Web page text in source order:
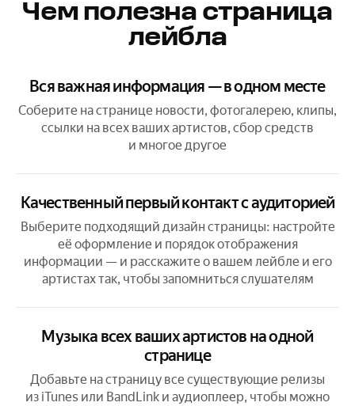
Чем полезна страница
лейбла
Вся важная информация — в одном месте
Соберите на странице новости, фотогалерею, клипы,
ссылки на всех ваших артистов, сбор средств
и многое другое
Качественный первый контакт с аудиторией
Выберите подходящий дизайн страницы: настройте
её оформление и порядок отображения
информации — и расскажите о вашем лейбле и его
артистах так, чтобы запомниться слушателям
Музыка всех ваших артистов на одной
странице
Добавьте на страницу все существующие релизы
из iTunes или BandLink и аудиоплеер, чтобы можно